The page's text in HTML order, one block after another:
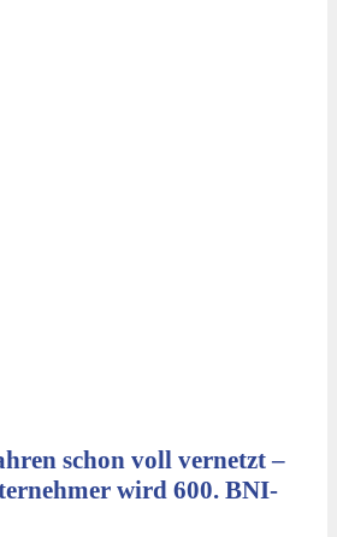
schon voll vernetzt –
wird 600. BNI-